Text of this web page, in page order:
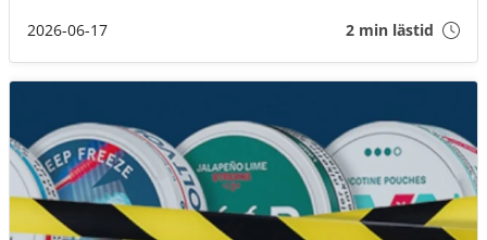
2026-06-17
2 min lästid